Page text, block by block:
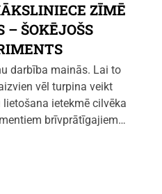
ZĪMĒ
– ŠOKĒJOŠS
darbība mainās. Lai to
vēl turpina veikt
ietekmē cilvēka
brīvprātīgajiem…